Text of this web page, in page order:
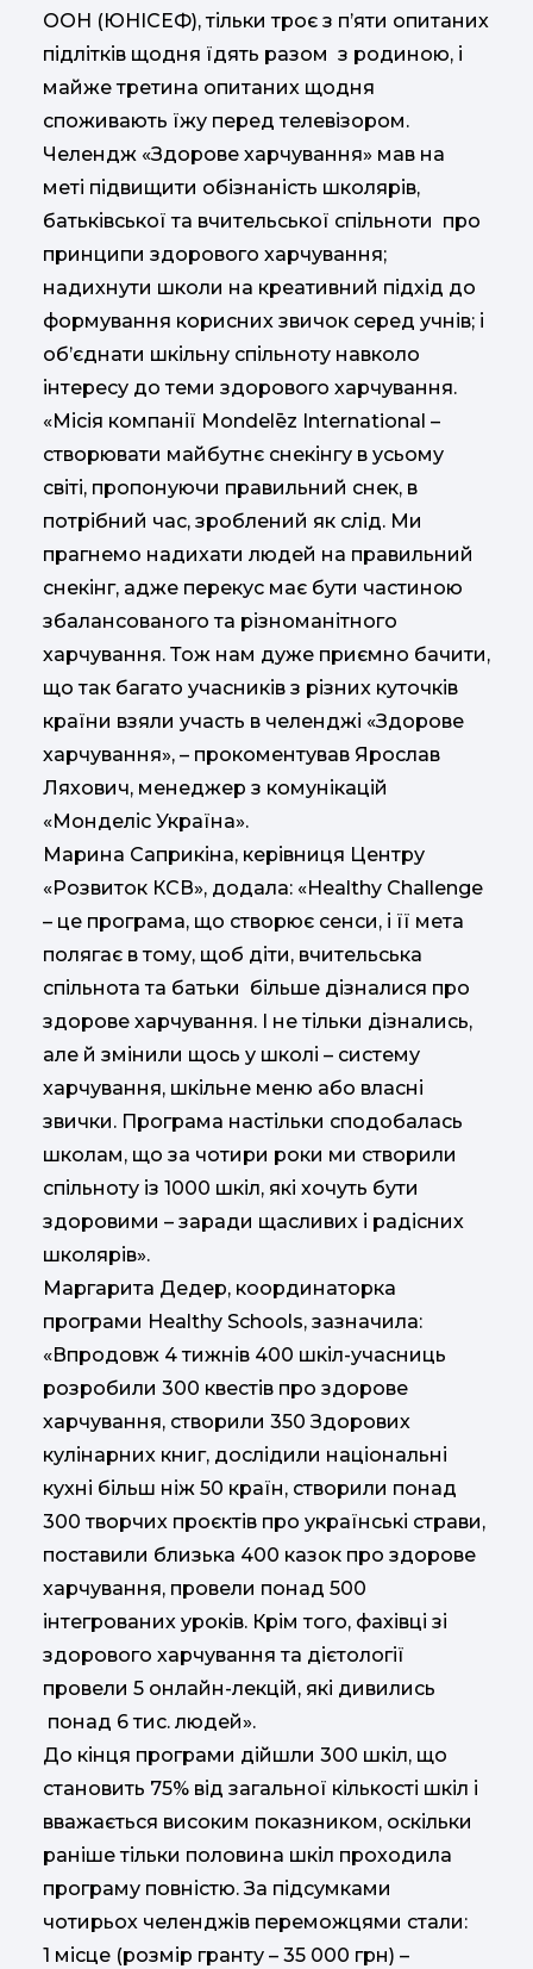
ООН (ЮНІСЕФ), тільки троє з п’яти опитаних
підлітків щодня їдять разом з родиною, і
майже третина опитаних щодня
споживають їжу перед телевізором.
Челендж «Здорове харчування» мав на
меті підвищити обізнаність школярів,
батьківської та вчительської спільноти про
принципи здорового харчування;
надихнути школи на креативний підхід до
формування корисних звичок серед учнів; і
об’єднати шкільну спільноту навколо
інтересу до теми здорового харчування.
«Місія компанії Mondelēz International –
створювати майбутнє снекінгу в усьому
світі, пропонуючи правильний снек, в
потрібний час, зроблений як слід. Ми
прагнемо надихати людей на правильний
снекінг, адже перекус має бути частиною
збалансованого та різноманітного
харчування. Тож нам дуже приємно бачити,
що так багато учасників з різних куточків
країни взяли участь в челенджі «Здорове
харчування», – прокоментував Ярослав
Ляхович, менеджер з комунікацій
«Монделіс Україна».
Марина Саприкіна, керівниця Центру
«Розвиток КСВ», додала: «Healthy Challenge
– це програма, що створює сенси, і її мета
полягає в тому, щоб діти, вчительська
спільнота та батьки більше дізналися про
здорове харчування. І не тільки дізнались,
але й змінили щось у школі – систему
харчування, шкільне меню або власні
звички. Програма настільки сподобалась
школам, що за чотири роки ми створили
спільноту із 1000 шкіл, які хочуть бути
здоровими – заради щасливих і радісних
школярів».
Маргарита Дедер, координаторка
програми Healthy Schools, зазначила:
«Впродовж 4 тижнів 400 шкіл-учасниць
розробили 300 квестів про здорове
харчування, створили 350 Здорових
кулінарних книг, дослідили національні
кухні більш ніж 50 країн, створили понад
300 творчих проєктів про українські страви,
поставили близька 400 казок про здорове
харчування, провели понад 500
інтегрованих уроків. Крім того, фахівці зі
здорового харчування та дієтології
провели 5 онлайн-лекцій, які дивились
понад 6 тис. людей».
До кінця програми дійшли 300 шкіл, що
становить 75% від загальної кількості шкіл і
вважається високим показником, оскільки
раніше тільки половина шкіл проходила
програму повністю. За підсумками
чотирьох челенджів переможцями стали:
1 місце (розмір гранту – 35 000 грн) –